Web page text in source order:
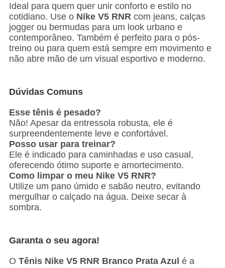
Ideal para quem quer unir conforto e estilo no
cotidiano. Use o Nike V5 RNRcom jeans, calças
jogger ou bermudas para um look urbano e
contemporâneo. Também é perfeito para o pós-
treino ou para quem está sempre em movimento e
não abre mão de um visual esportivo e moderno.
Dúvidas Comuns
Esse tênis é pesado?
Não! Apesar da entressola robusta, ele é
surpreendentemente leve e confortável.
Posso usar para treinar?
Ele é indicado para caminhadas e uso casual,
oferecendo ótimo suporte e amortecimento.
Como limpar o meu Nike V5 RNR?
Utilize um pano úmido e sabão neutro, evitando
mergulhar o calçado na água. Deixe secar à
sombra.
Garanta o seu agora!
O Tênis Nike V5 RNR Branco Prata Azul é a